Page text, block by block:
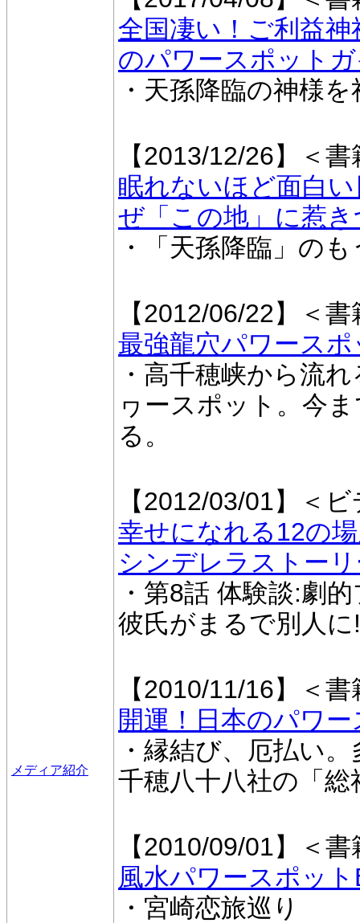
メディア紹介
全国凄い！ご利益
のパワースポット
・天孫降臨の神様
【2013/12/26】＜書
眠れないほど面白
ぜ「この地」に惹
・「天孫降臨」の
【2012/06/22】＜書
最強龍穴パワース
・高千穂峡から流
ヮースポット。今
る。
【2012/03/01】＜
幸せになれる12の
シンデレラストー
・第8話 体験談:劇
彼氏がまるで別人に!
【2010/11/16】＜書
開運！日本のパワ
・縁結び、厄払い
千穂八十八社の「総
【2010/09/01】＜書
風水パワースポッ
・宮崎恋旅巡り